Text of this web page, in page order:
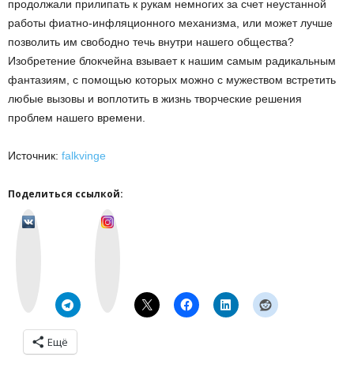
продолжали прилипать к рукам немногих за счет неустанной
работы фиатно-инфляционного механизма, или может лучше
позволить им свободно течь внутри нашего общества?
Изобретение блокчейна взывает к нашим самым радикальным
фантазиям, с помощью которых можно с мужеством встретить
любые вызовы и воплотить в жизнь творческие решения
проблем нашего времени.
Источник: falkvinge
Поделиться ссылкой:
Ещё